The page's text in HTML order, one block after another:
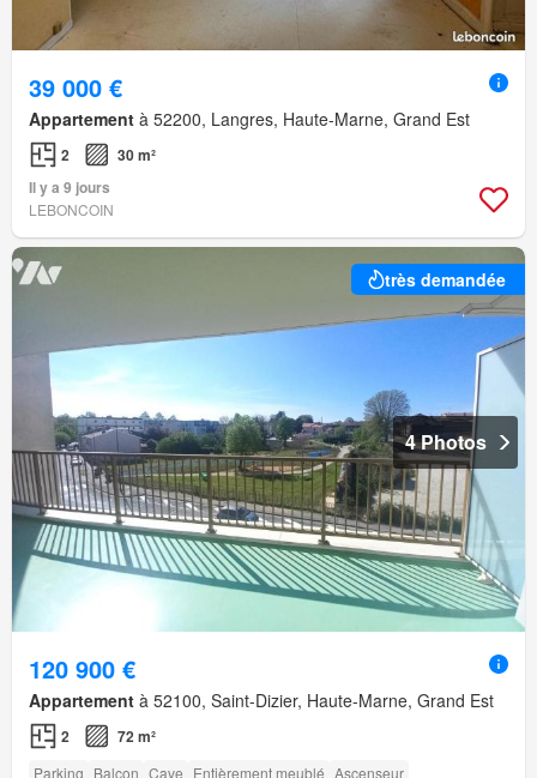
39 000 €
Appartement à 52200, Langres, Haute-Marne, Grand Est
2
30 m²
Il y a 9 jours
LEBONCOIN
très demandée
4 Photos
120 900 €
Appartement à 52100, Saint-Dizier, Haute-Marne, Grand Est
2 72 m²
Parking Balcon Cave Entièrement meublé Ascenseur